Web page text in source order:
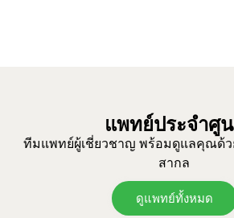
แพทย์ประจำศู
ทีมแพทย์ผู้เชี่ยวชาญ พร้อมดูแลคุณด้ว
สากล
ดูแพทย์ทั้งหมด